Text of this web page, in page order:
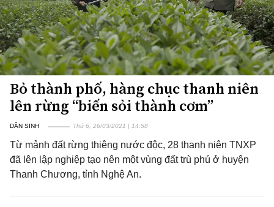
Bỏ thành phố, hàng chục thanh niên
lên rừng “biến sỏi thành cơm”
DÂN SINH Thứ 6, 26/03/2021 | 14:58
Từ mảnh đất rừng thiêng nước độc, 28 thanh niên TNXP
đã lên lập nghiệp tạo nên một vùng đất trù phú ở huyện
Thanh Chương, tỉnh Nghệ An.